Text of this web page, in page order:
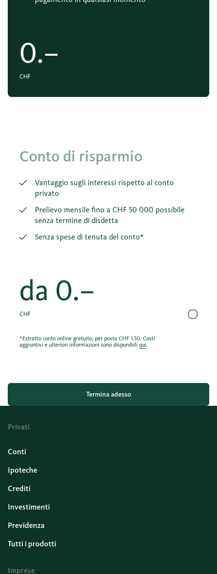
0.–
CHF
Conto di risparmio
Vantaggio sugli interessi rispetto al conto
privato
Prelievo mensile fino a CHF 50 000 possibile
senza termine di disdetta
Senza spese di tenuta del conto*
da 0.–
CHF
*Estratto conto online gratuito, per posta CHF 1.50. Costi
aggiuntivi e ulteriori informazioni sono disponibili qui.
Termina adesso
Privati
Conti
Ipoteche
Crediti
Investimenti
Previdenza
Tutti i prodotti
Imprese